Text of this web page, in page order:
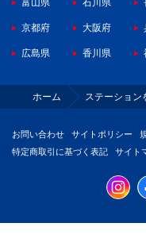
京都府 大阪府
広島県 香川県
ホーム ステーション
お問い合わせ サイトポリシー
特定商取引に基づく表記
サイト